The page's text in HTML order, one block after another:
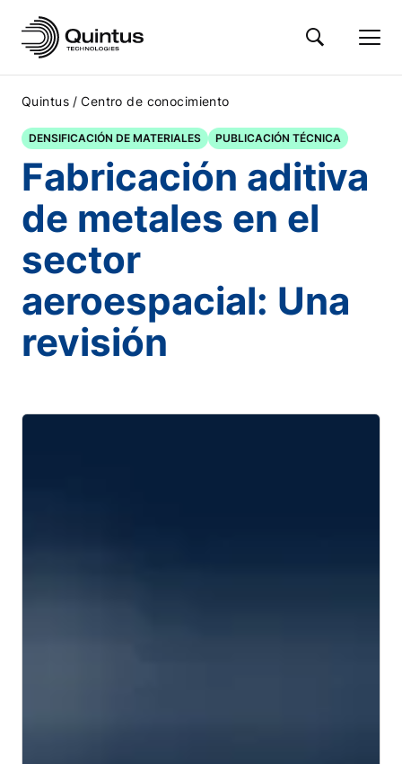
Quintus / Centro de conocimiento
DENSIFICACIÓN DE MATERIALES PUBLICACIÓN TÉCNICA
Fabricación aditiva
de metales en el
sector
aeroespacial: Una
revisión